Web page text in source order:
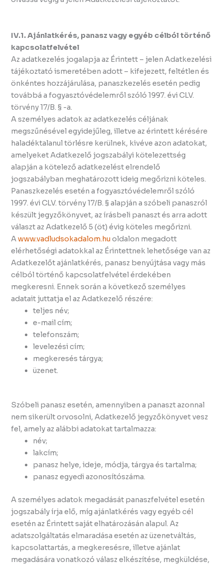
IV.1. Ajánlatkérés, panasz vagy egyéb célból történő
kapcsolatfelvétel
Az adatkezelés jogalapja az Érintett – jelen Adatkezelési
tájékoztató ismeretében adott – kifejezett, feltétlen és
önkéntes hozzájárulása, panaszkezelés esetén pedig
továbbá a fogyasztóvédelemről szóló 1997. évi CLV.
törvény 17/B. § -a.
A személyes adatok az adatkezelés céljának
megszűnésével egyidejűleg, illetve az érintett kérésére
haladéktalanul törlésre kerülnek, kivéve azon adatokat,
amelyeket Adatkezelő jogszabályi kötelezettség
alapján a kötelező adatkezelést elrendelő
jogszabályban meghatározott ideig megőrizni köteles.
Panaszkezelés esetén a fogyasztóvédelemről szóló
1997. évi CLV. törvény 17/B. § alapján a szóbeli panaszról
készült jegyzőkönyvet, az írásbeli panaszt és arra adott
választ az Adatkezelő 5 (öt) évig köteles megőrizni.
Awww.vadludsokadalom.huoldalon megadott
elérhetőségi adatokkal az Érintettnek lehetősége van az
Adatkezelőt ajánlatkérés, panasz benyújtása vagy más
célból történő kapcsolatfelvétel érdekében
megkeresni. Ennek során a következő személyes
adatait juttatja el az Adatkezelő részére:
teljes név;
e-mail cím;
telefonszám;
levelezési cím;
megkeresés tárgya;
üzenet.
Szóbeli panasz esetén, amennyiben a panaszt azonnal
nem sikerült orvosolni, Adatkezelő jegyzőkönyvet vesz
fel, amely az alábbi adatokat tartalmazza:
név;
lakcím;
panasz helye, ideje, módja, tárgya és tartalma;
panasz egyedi azonosítószáma.
A személyes adatok megadását panaszfelvétel esetén
jogszabály írja elő, míg ajánlatkérés vagy egyéb cél
esetén az Érintett saját elhatározásán alapul. Az
adatszolgáltatás elmaradása esetén az üzenetváltás,
kapcsolattartás, a megkeresésre, illetve ajánlat
megadására vonatkozó válasz elkészítése, megküldése,